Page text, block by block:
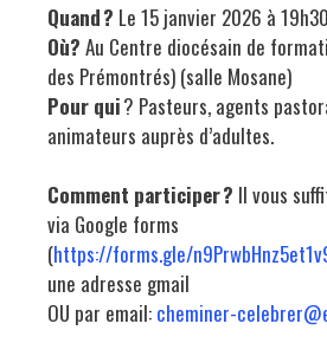
Quand ? Le 15 janvier 2026 à 19h30
Où? Au Centre diocésain de
des Prémontrés) (salle Mosane)
Pour qui? Pasteurs, agents
animateurs auprès d’adultes.
Comment participer ? Il vous
via Google forms
(https://forms.gle/
une adresse gmail
OU par email: cheminer-